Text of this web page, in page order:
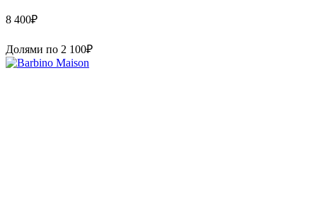
8 400₽
Долями по 2 100₽